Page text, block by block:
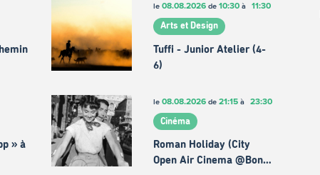
» à
le 08.08.2026de 10:30à 11:30
Arts et Design
Tuffi - Junior Atelier (4-
6)
le 08.08.2026de 21:15à 23:30
Cinéma
Roman Holiday (City
Open Air Cinema @Bon…